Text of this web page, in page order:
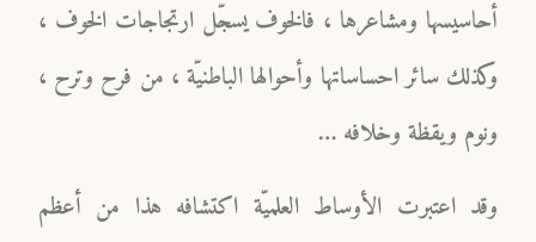
أحاسيسها ومشاعرها ، فالخوف يسجّل ارتجاجات الخوف ،
وكذلك سائر احساساتها وأحوالها الباطنيّة ، من فرح وترح ،
ونوم ويقظة وخلافه …
وقد اعتبرت الأوساط العلميّة اكتشافه هذا من أعظم